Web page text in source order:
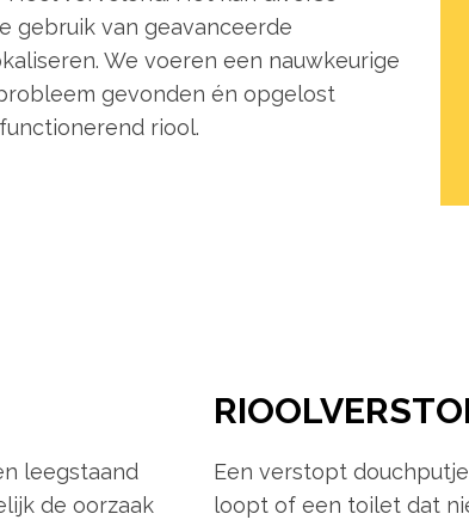
gebruik van geavanceerde
We voeren een nauwkeurige
gevonden én opgelost
riool.
leegstaand
de oorzaak
Een verstopt
loopt of een toilet dat